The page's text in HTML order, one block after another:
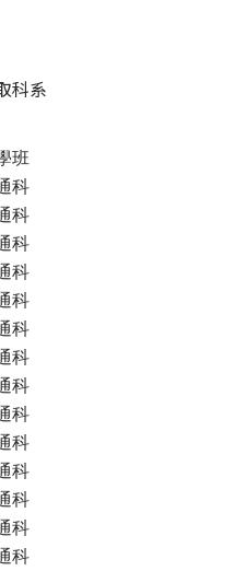
科系
班
科
科
科
科
科
科
科
科
科
科
科
科
科
科